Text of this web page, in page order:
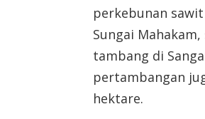
perkebunan
Sungai
tambang di
pertambangan
hektare.